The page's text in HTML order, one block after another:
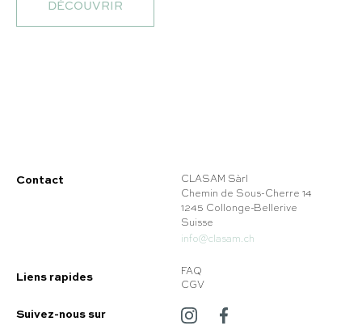
DÉCOUVRIR
Contact
CLASAM Sàrl
Chemin de Sous-Cherre 14
1245 Collonge-Bellerive
Suisse
info@clasam.ch
Liens rapides
FAQ
CGV
Suivez-nous sur